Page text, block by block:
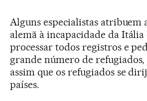
Alguns especialistas atribuem
alemã à incapacidade da Itália
processar todos registros e
grande número de
assim que os refugiados se
países.